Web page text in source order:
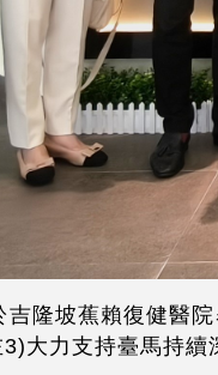
隆坡蕉賴復健醫
大力支持臺馬持續